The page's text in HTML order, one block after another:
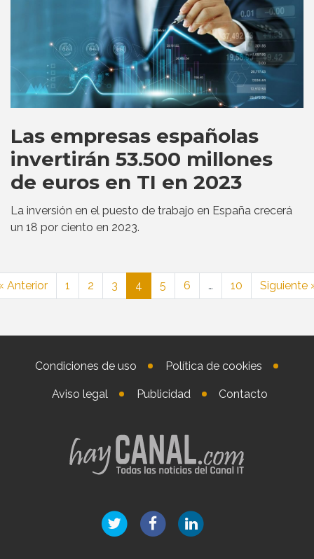
Las empresas españolas
invertirán 53.500 millones
de euros en TI en 2023
La inversión en el puesto de trabajo en España crecerá
un 18 por ciento en 2023.
Anterior 1 2 3 4 5 6 … 10 Siguiente
Condiciones de uso Política de cookies
Aviso legal Publicidad Contacto